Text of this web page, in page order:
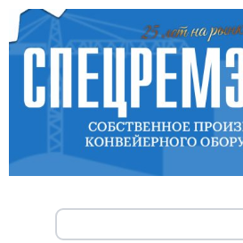
Перейти
содержимому
Search